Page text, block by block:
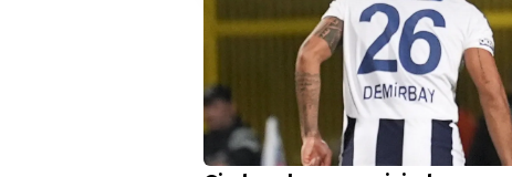
amacıyla kullanılmaktadır.
reklam/pazarlama faaliyetlerinin
Çerezlere ilişkin tercihlerinizi
butonuna tıklayabilir,
Çerez
6698 sayılı Kişisel Verilerin